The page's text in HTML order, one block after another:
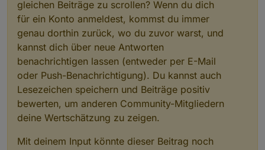
gleichen Beiträge zu scrollen? Wenn du dich
für ein Konto anmeldest, kommst du immer
genau dorthin zurück, wo du zuvor warst, und
kannst dich über neue Antworten
benachrichtigen lassen (entweder per E-Mail
oder Push-Benachrichtigung). Du kannst auch
Lesezeichen speichern und Beiträge positiv
bewerten, um anderen Community-Mitgliedern
deine Wertschätzung zu zeigen.
Mit deinem Input könnte dieser Beitrag noch